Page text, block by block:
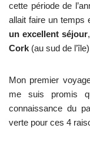
cette période de
allait faire un temps
un excellent séjour
Cork (au sud de
Mon premier
me suis promis
connaissance du
verte pour ces 4